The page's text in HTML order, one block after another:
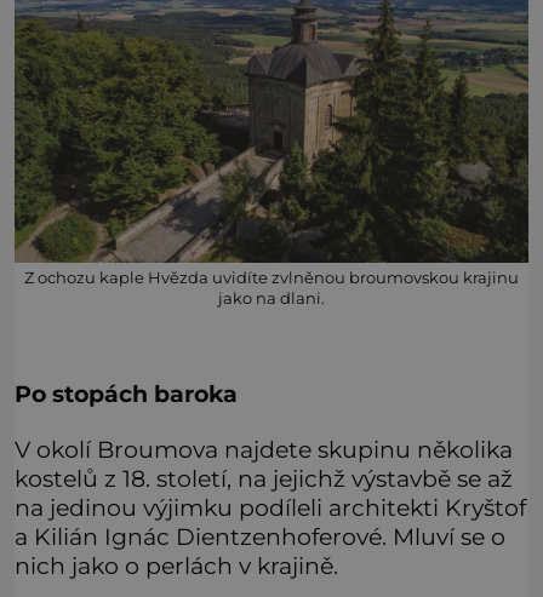
Z ochozu kaple Hvězda uvidíte zvlněnou broumovskou krajinu
jako na dlani.
Po stopách baroka
V okolí Broumova najdete skupinu několika
kostelů z 18. století, na jejichž výstavbě se až
na jedinou výjimku podíleli architekti Kryštof
a Kilián Ignác Dientzenhoferové. Mluví se o
nich jako o perlách v krajině.